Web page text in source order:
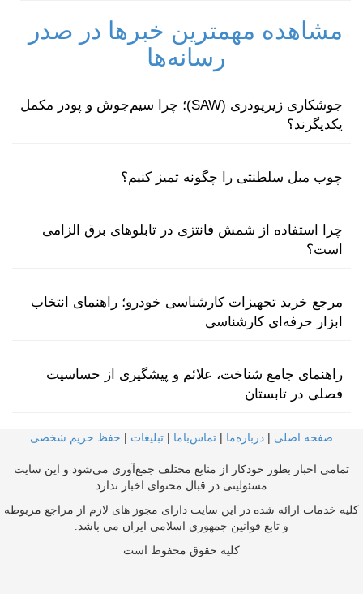
مشاهده مهمترین خبرها در صدر
رسانه‌ها
جوشکاری زیرپودری (SAW)؛ چرا سیم‌جوش و پودر مکمل
یکدیگرند؟
چوب مبل سلطنتی را چگونه تمیز کنیم؟
چرا استفاده از شمش فانتزی در تابلوهای برق الزامی
است؟
مرجع خرید تجهیزات کارشناسی خودرو؛ راهنمای انتخاب
ابزار حرفه‌ای کارشناسی
راهنمای جامع شناخت، علائم و پیشگیری از حساسیت
فصلی در تابستان
صفحه اصلی | درباره‌ما | تماس‌با‌ما | تبلیغات | حفظ حریم شخصی
تمامی اخبار بطور خودکار از منابع مختلف جمع‌آوری می‌شود و این سایت
مسئولیتی در قبال محتوای اخبار ندارد
کلیه خدمات ارائه شده در این سایت دارای مجوز های لازم از مراجع مربوطه
و تابع قوانین جمهوری اسلامی ایران می باشد.
کلیه حقوق محفوظ است